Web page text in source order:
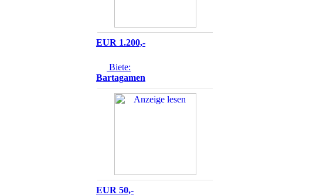
EUR 1.200,-
Biete:
Bartagamen
EUR 50,-